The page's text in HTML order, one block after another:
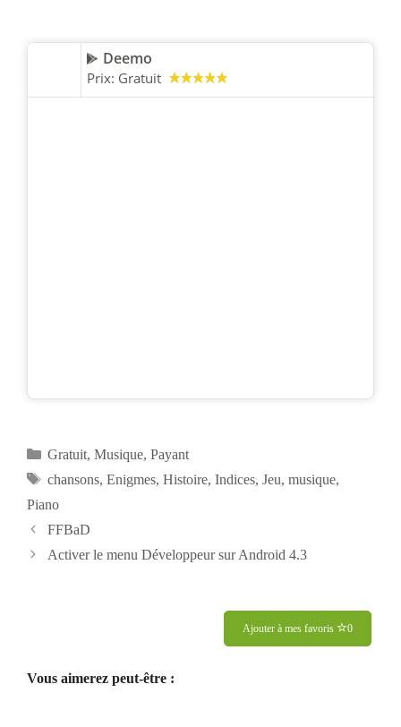
Deemo
Prix: Gratuit
Catégories
Gratuit, Musique, Payant
Étiquettes
chansons, Enigmes, Histoire, Indices, Jeu, musique,
Piano
FFBaD
Activer le menu Développeur sur Android 4.3
Ajouter à mes favoris 0
Vous aimerez peut-être :